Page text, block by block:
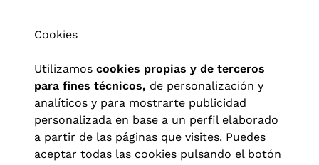
Cookies
Utilizamos cookies propias y de terceros
para fines técnicos, de personalización y
analíticos y para mostrarte publicidad
personalizada en base a un perfil elaborado
a partir de las páginas que visites. Puedes
aceptar todas las cookies pulsando el botón